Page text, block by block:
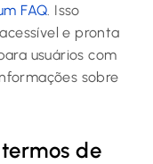
FAQ . Isso
e pronta
usuários com
sobre
de